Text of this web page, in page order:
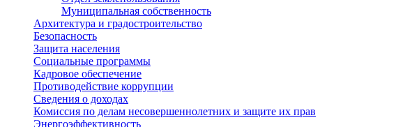
Муниципальная собственность
Архитектура и градостроительство
Безопасность
Защита населения
Социальные программы
Кадровое обеспечение
Противодействие коррупции
Сведения о доходах
Комиссия по делам несовершеннолетних и защите их прав
Энергоэффективность